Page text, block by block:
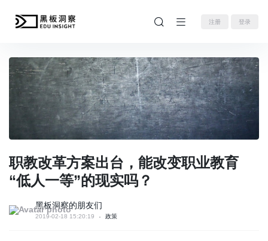
注册 登录
职教改革方案出台，能改变职业教育
“低人一等”的现实吗？
黑板洞察的朋友们
2019-02-18 15:20:19 政策